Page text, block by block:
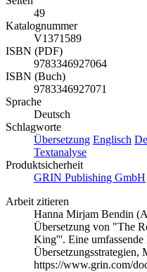
49
Katalognummer
V1371589
ISBN (PDF)
9783346927064
ISBN (Buch)
9783346927071
Sprache
Deutsch
Schlagworte
Übersetzung Englisch
Textanalyse
Produktsicherheit
GRIN Publishing GmbH
Arbeit zitieren
Hanna Mirjam Bendin
Übersetzung von "The
King'''. Eine
Übersetzungsstrategien,
https://www.grin.com/